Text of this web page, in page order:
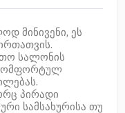
მინივენი, ეს
სალონის
პირადი
სამსახურისა თუ